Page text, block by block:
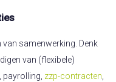
samenwerking. Denk
van (flexibele)
zzp-contracten